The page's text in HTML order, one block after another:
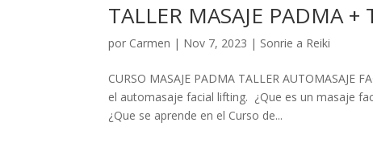
TALLER MASAJE PADMA +
por Carmen | Nov 7, 2023 | Sonrie a Reiki
CURSO MASAJE PADMA TALLER
el automasaje facial lifting. ¿Que es un masaje
¿Que se aprende en el Curso de...